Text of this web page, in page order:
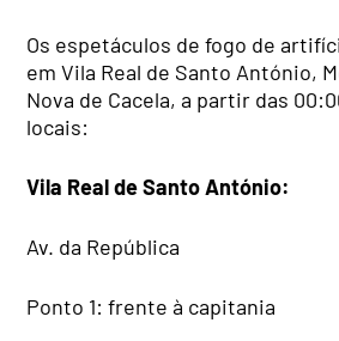
Os espetáculos de fogo de
em Vila Real de Santo António,
Nova de Cacela, a partir das
locais:
Vila Real de Santo António:
Av. da República
Ponto 1: frente à capitania